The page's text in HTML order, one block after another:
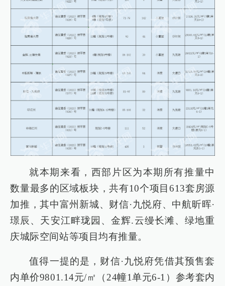
就本期来看，西部片区为本期所有推量中
数量最多的区域板块，共有10个项目613套房源
加推，其中富州新城、财信·九悦府、中航昕晖·
璟辰、天安江畔珑园、金辉.云缦长滩、绿地重
庆城际空间站等项目均有推量。
值得一提的是，财信·九悦府凭借其预售套
内单价9801.14元/㎡（24幢1单元6-1）参考套内